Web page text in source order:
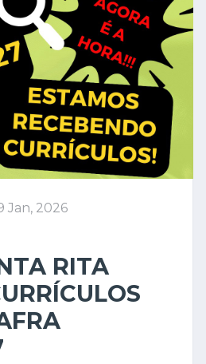
Jan, 2026
RITA